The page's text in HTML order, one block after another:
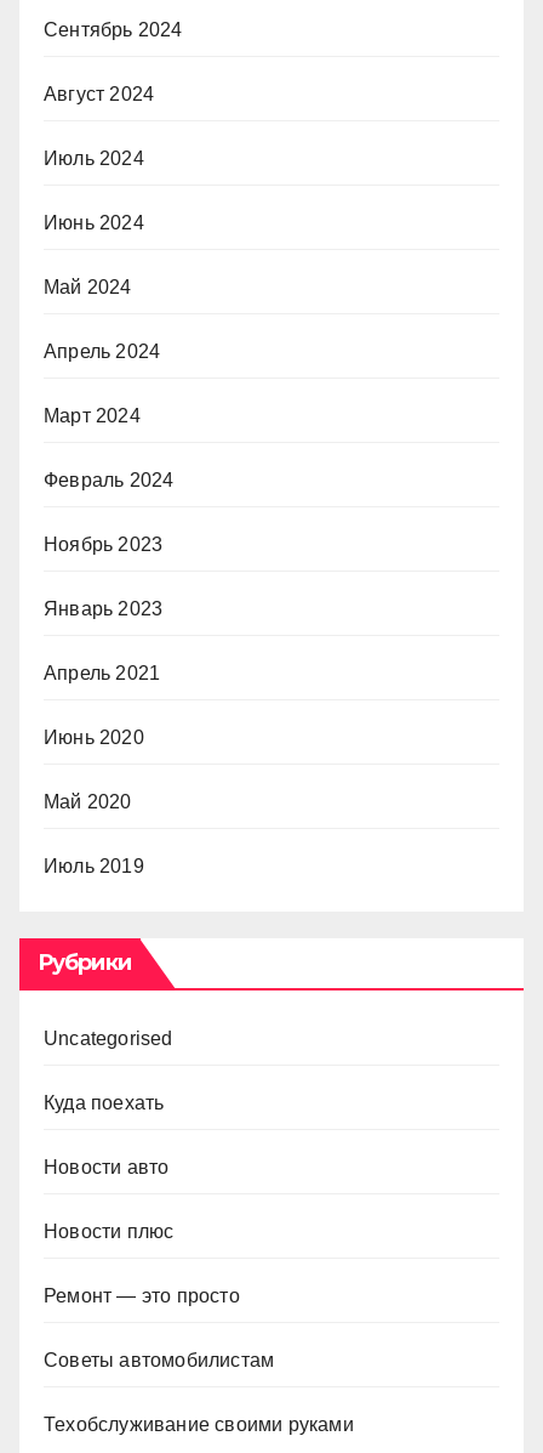
Сентябрь 2024
Август 2024
Июль 2024
Июнь 2024
Май 2024
Апрель 2024
Март 2024
Февраль 2024
Ноябрь 2023
Январь 2023
Апрель 2021
Июнь 2020
Май 2020
Июль 2019
Рубрики
Uncategorised
Куда поехать
Новости авто
Новости плюс
Ремонт — это просто
Советы автомобилистам
Техобслуживание своими руками